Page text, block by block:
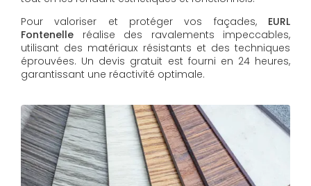
Pour valoriser et protéger vos façades, EURL
Fontenelle réalise des ravalements impeccables,
utilisant des matériaux résistants et des techniques
éprouvées. Un devis gratuit est fourni en 24 heures,
garantissant une réactivité optimale.